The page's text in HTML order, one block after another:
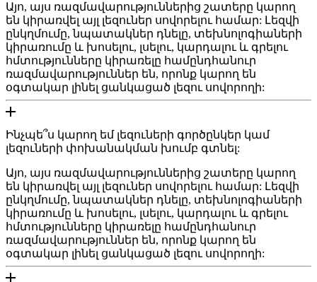
Այո, այս ռազմավարություններից շատերը կարող
են կիրառվել այլ լեզուներ սովորելու համար: Լեզվի
ընկղմումը, նպատակներ դնելը, տեխնոլոգիաների
կիրառումը և խոսելու, լսելու, կարդալու և գրելու
հմտությունները կիրառելը համընդհանուր
ռազմավարություններ են, որոնք կարող են
օգտակար լինել ցանկացած լեզու սովորողի:
Ինչպե՞ս կարող եմ լեզուների գործընկեր կամ
լեզուների փոխանակման խումբ գտնել:
Այո, այս ռազմավարություններից շատերը կարող
են կիրառվել այլ լեզուներ սովորելու համար: Լեզվի
ընկղմումը, նպատակներ դնելը, տեխնոլոգիաների
կիրառումը և խոսելու, լսելու, կարդալու և գրելու
հմտությունները կիրառելը համընդհանուր
ռազմավարություններ են, որոնք կարող են
օգտակար լինել ցանկացած լեզու սովորողի: